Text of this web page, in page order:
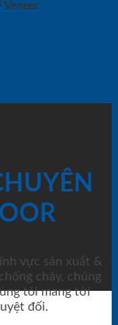
Veneer
vực sản xuất &
cháy, chúng
tôi mang tới
đối.